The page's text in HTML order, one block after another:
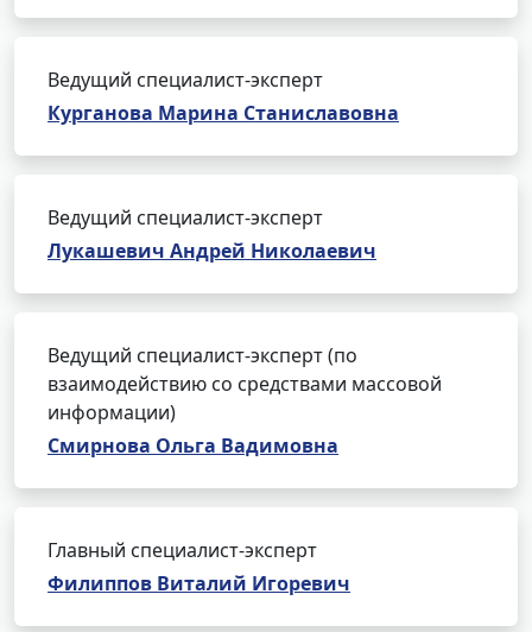
Ведущий специалист-эксперт
Курганова Марина Станиславовна
Ведущий специалист-эксперт
Лукашевич Андрей Николаевич
Ведущий специалист-эксперт (по
взаимодействию со средствами массовой
информации)
Смирнова Ольга Вадимовна
Главный специалист-эксперт
Филиппов Виталий Игоревич